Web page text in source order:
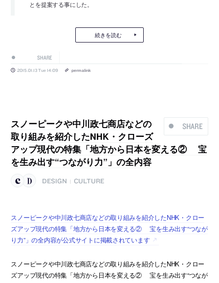
とを提案する事にした。
続きを読む
SHARE
2015.01.13 Tue 14:09 permalink
SHARE
スノーピークや中川政七商店などの
取り組みを紹介したNHK・クローズ
アップ現代の特集「地方から日本を変える② 宝
を生み出す“つながり力”」の全内容
DESIGN CULTURE
スノーピークや中川政七商店などの取り組みを紹介したNHK・クロー
ズアップ現代の特集「地方から日本を変える② 宝を生み出す“つなが
り力”」の全内容が公式サイトに掲載されています
スノーピークや中川政七商店などの取り組みを紹介したNHK・クロー
ズアップ現代の特集「地方から日本を変える② 宝を生み出す“つなが